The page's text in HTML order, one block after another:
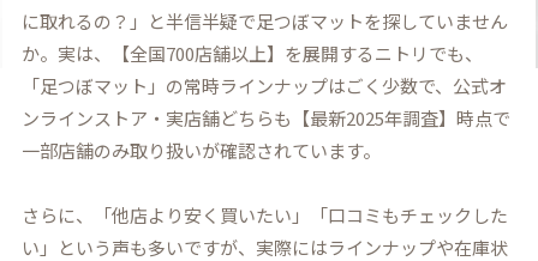
に取れるの？」と半信半疑で足つぼマットを探していません
か。実は、【全国700店舗以上】を展開するニトリでも、
「足つぼマット」の常時ラインナップはごく少数で、公式オ
ンラインストア・実店舗どちらも【最新2025年調査】時点で
一部店舗のみ取り扱いが確認されています。
さらに、「他店より安く買いたい」「口コミもチェックした
い」という声も多いですが、実際にはラインナップや在庫状